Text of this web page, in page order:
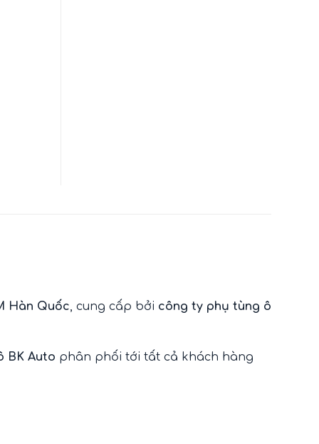
Hàn Quốc, cung cấp bởi công ty phụ tùng ô
BK Auto phân phối tới tất cả khách hàng